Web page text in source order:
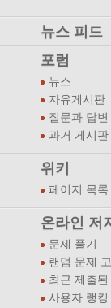
뉴스 피드
포럼
뉴스
자유게시판
질문과 답변
과거 게시판
위키
페이지 목록
온라인 저
문제 풀기
랜덤 문제 고
최근 제출
사용자 랭킹